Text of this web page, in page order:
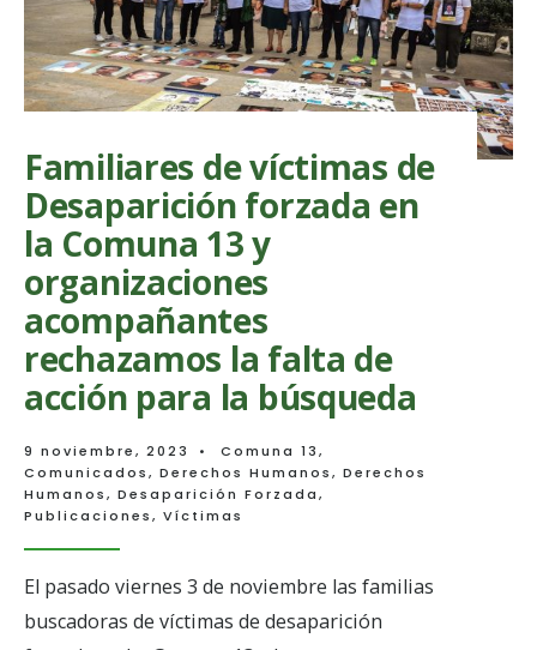
Familiares de víctimas de
Desaparición forzada en
la Comuna 13 y
organizaciones
acompañantes
rechazamos la falta de
acción para la búsqueda
9 noviembre, 2023 • Comuna 13,
Comunicados, Derechos Humanos, Derechos
Humanos, Desaparición Forzada,
Publicaciones, Víctimas
El pasado viernes 3 de noviembre las familias
buscadoras de víctimas de desaparición